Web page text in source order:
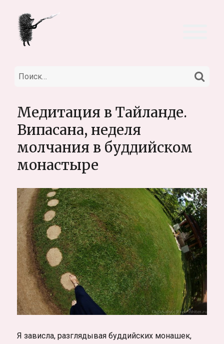
Искать:
Медитация в Тайланде.
Випасана, неделя
молчания в буддийском
монастыре
Я зависла, разглядывая буддийских монашек,